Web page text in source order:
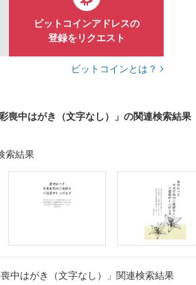
ビットコインアドレスの
登録をリクエスト
ビットコインとは？
喪中はがき（文字なし）」の関連検索結果
索結果
中はがき（文字なし）」関連検索結果